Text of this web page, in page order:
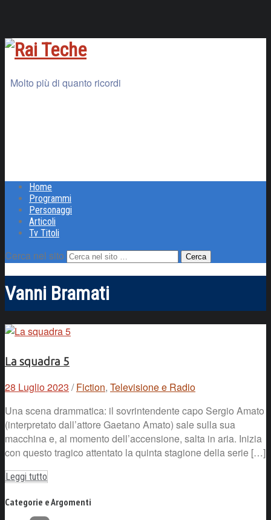
Molto più di quanto ricordi
Home
Programmi
Personaggi
Articoli
Tv Titoli
Cerca nel sito
Vanni Bramati
La squadra 5
28 Luglio 2023 / Fiction, Televisione e Radio
Una scena drammatica: il sovrintendente capo Sergio Amato
(interpretato dall’attore Gaetano Amato) sale sulla sua
macchina e, al momento dell’accensione, salta in aria. Inizia
con questo tragico attentato la quinta stagione della serie […]
Leggi tutto
Categorie e Argomenti